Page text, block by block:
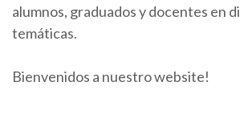
alumnos, graduados y docentes en
temáticas.
Bienvenidos a nuestro website!